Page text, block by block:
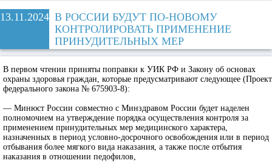
13.11.2024 В РОССИИ БУДУТ ПО-НОВОМУ
КОНТРОЛИРОВАТЬ ПРИМЕНЕНИЕ
ПРИНУДИТЕЛЬНЫХ МЕР
В первом чтении приняты поправки к УИК РФ и Закону об основах
охраны здоровья граждан, которые предусматривают следующее (Проект
федерального закона № 675903-8):
— Минюст России совместно с Минздравом России будет наделен
полномочием на утверждение порядка осуществления контроля за
применением принудительных мер медицинского характера,
назначенных в период условно-досрочного освобождения или в период
отбывания более мягкого вида наказания, а также после отбытия
наказания в отношении педофилов,